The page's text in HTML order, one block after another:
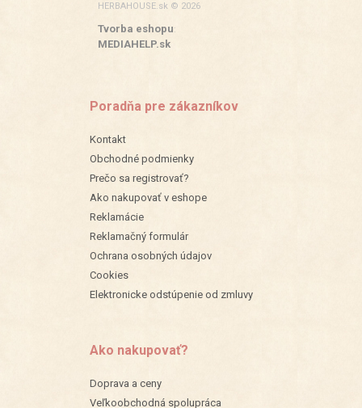
HERBAHOUSE.sk © 2026
Tvorba eshopu:
MEDIAHELP.sk
Poradňa pre zákazníkov
Kontakt
Obchodné podmienky
Prečo sa registrovať?
Ako nakupovať v eshope
Reklamácie
Reklamačný formulár
Ochrana osobných údajov
Cookies
Elektronicke odstúpenie od zmluvy
Ako nakupovať?
Doprava a ceny
Veľkoobchodná spolupráca